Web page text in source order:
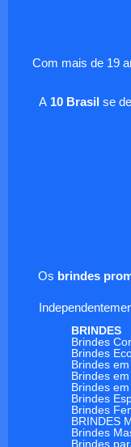
Com mais de 19
A10 Brasil se
Os brindes
BRINDES
Brindes
Brindes
Brindes
Brindes
Brindes
Brindes
Brindes
BRINDES
Brindes
Brindes